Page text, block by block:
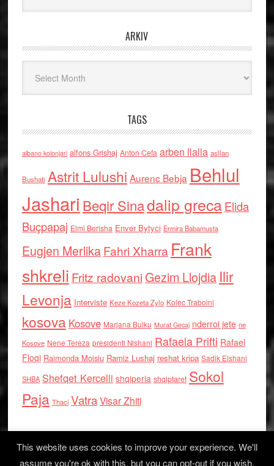
ARKIV
TAGS
albano kolonjari alfons Grishaj Anton Cefa arben llalla asllan
Bushati Astrit Lulushi Aurenc Bebja Behlul
Jashari Beqir Sinadalip grecaElida
Buçpapaj Elmi Berisha Enver Bytyci Ermira Babamusta
Eugjen MerlikaFahri Xharra Frank
shkreli Fritz radovaniGezim Llojdia Ilir
Levonja Interviste Keze Kozeta Zylo Kolec Traboini
kosova Kosove Marjana Bulku Murat Gecaj nderroi jete ne
Kosove Nene Tereza presidenti Nishani Rafaela Prifti Rafael
Floqi Raimonda Moisiu Ramiz Lushaj reshat kripa Sadik Elshani
SHBA Shefqet Kercelli shqiperia shqiptaret Sokol
Paja Thaci VatraVisar Zhiti
This website uses cookies to improve your experience. We'll
assume you're ok with this, but you can opt-out if you wish.